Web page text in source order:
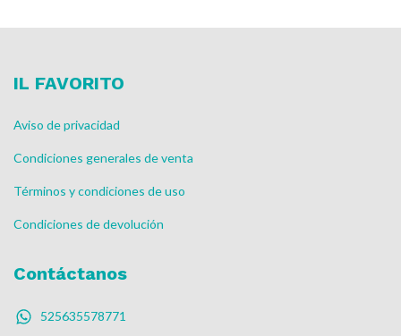
IL FAVORITO
Aviso de privacidad
Condiciones generales de venta
Términos y condiciones de uso
Condiciones de devolución
Contáctanos
525635578771